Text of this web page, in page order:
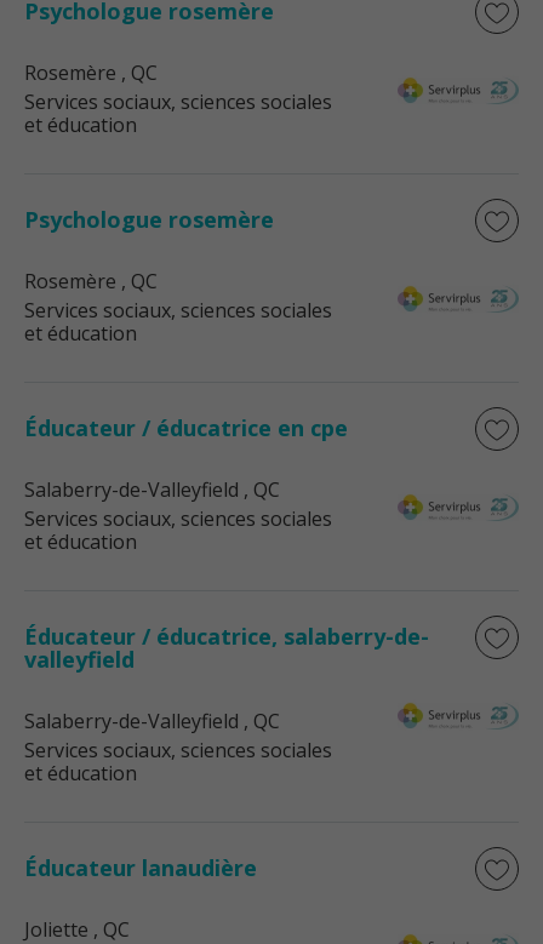
Psychologue rosemère
Rosemère , QC
Services sociaux, sciences sociales
et éducation
Psychologue rosemère
Rosemère , QC
Services sociaux, sciences sociales
et éducation
Éducateur / éducatrice en cpe
Salaberry-de-Valleyfield , QC
Services sociaux, sciences sociales
et éducation
Éducateur / éducatrice, salaberry-de-
valleyfield
Salaberry-de-Valleyfield , QC
Services sociaux, sciences sociales
et éducation
Éducateur lanaudière
Joliette , QC